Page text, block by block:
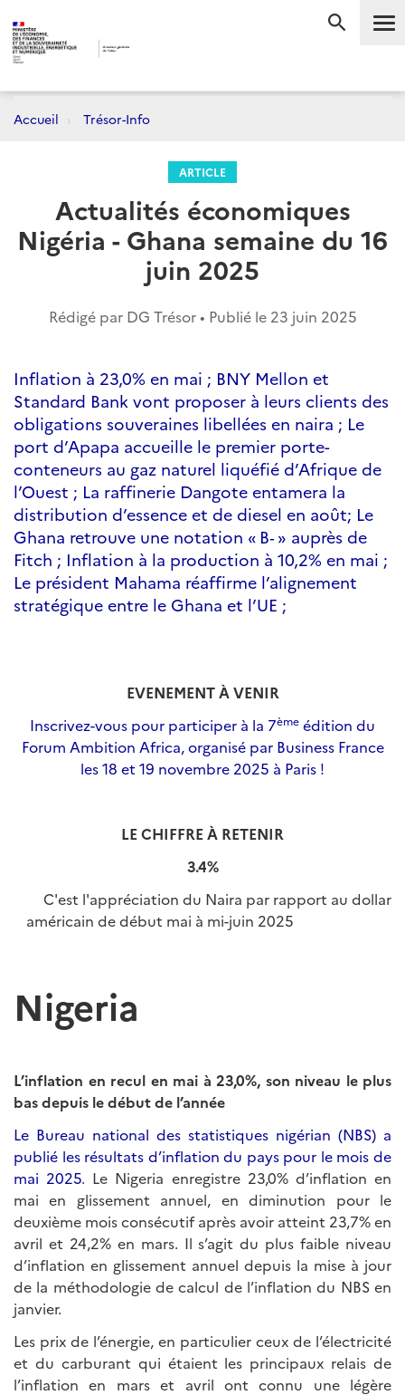
Accueil Trésor-Info
ARTICLE
Actualités économiques
Nigéria - Ghana semaine du 16
juin 2025
Rédigé par DG Trésor • Publié le 23 juin 2025
Inflation à 23,0% en mai ; BNY Mellon et
Standard Bank vont proposer à leurs clients des
obligations souveraines libellées en naira ; Le
port d’Apapa accueille le premier porte-
conteneurs au gaz naturel liquéfié d’Afrique de
l’Ouest ; La raffinerie Dangote entamera la
distribution d’essence et de diesel en août; Le
Ghana retrouve une notation « B‑ » auprès de
Fitch ; Inflation à la production à 10,2% en mai ;
Le président Mahama réaffirme l’alignement
stratégique entre le Ghana et l’UE ;
EVENEMENT À VENIR
Inscrivez-vous pour participer à la 7ème édition du
Forum Ambition Africa, organisé par Business France
les 18 et 19 novembre 2025 à Paris !
LE CHIFFRE À RETENIR
3.4%
C'est l'appréciation du Naira par rapport au dollar
américain de début mai à mi-juin 2025
Nigeria
L’inflation en recul en mai à 23,0%, son niveau le plus
bas depuis le début de l’année
Le Bureau national des statistiques nigérian (NBS) a
publié les résultats d’inflation du pays pour le mois de
mai 2025. Le Nigeria enregistre 23,0% d’inflation en
mai en glissement annuel, en diminution pour le
deuxième mois consécutif après avoir atteint 23,7% en
avril et 24,2% en mars. Il s’agit du plus faible niveau
d’inflation en glissement annuel depuis la mise à jour
de la méthodologie de calcul de l’inflation du NBS en
janvier.
Les prix de l’énergie, en particulier ceux de l’électricité
et du carburant qui étaient les principaux relais de
l’inflation en mars et avril ont connu une légère